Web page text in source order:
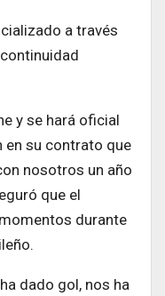
a través
y se hará oficial
en su contrato que
nosotros un año
que el
durante
dado gol, nos ha